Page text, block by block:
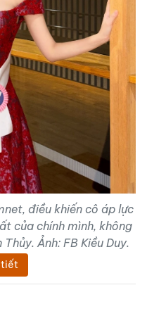
điều khiến cô áp lực
của chính mình, không
Ảnh: FB Kiều Duy.
tiết